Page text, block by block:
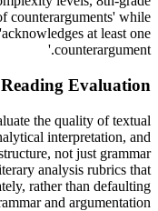
counterarguments' while
at least one
counterargument.'
Evaluation
the quality of textual
interpretation, and
not just grammar
analysis rubrics that
rather than defaulting
and argumentation.